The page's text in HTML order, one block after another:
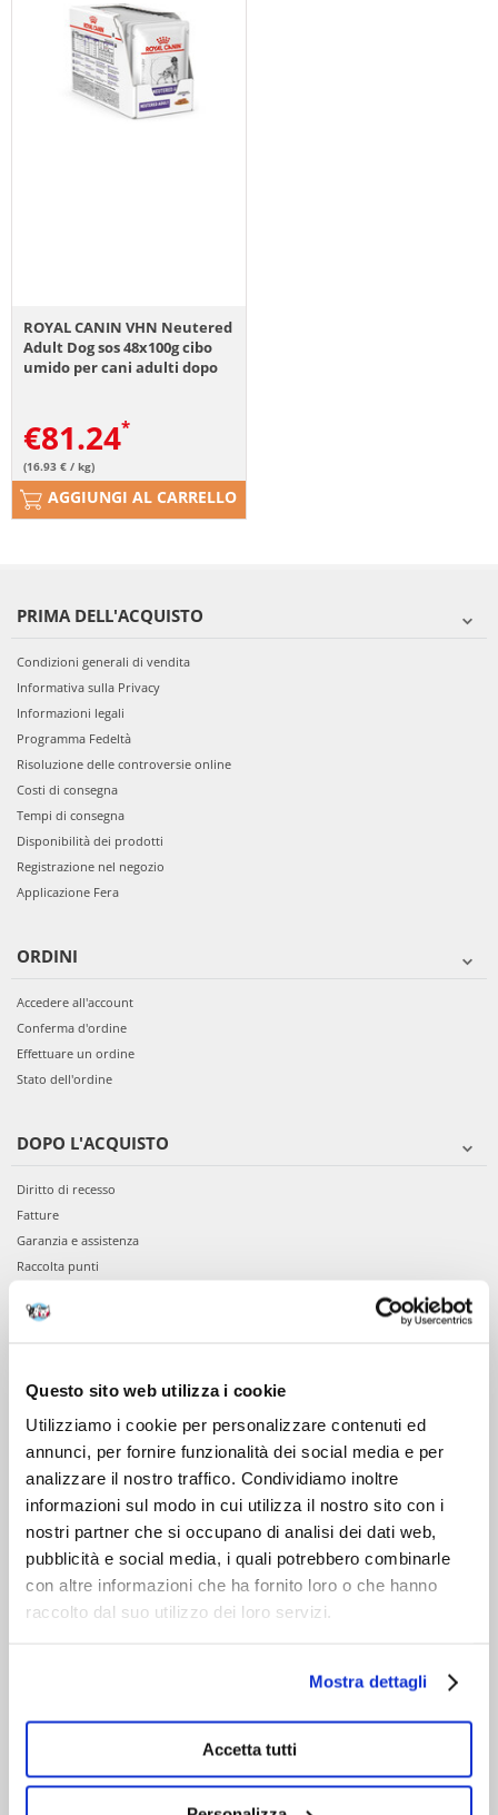
Questo sito web utilizza i cookie
Utilizziamo i cookie per personalizzare contenuti ed
annunci, per fornire funzionalità dei social media e per
analizzare il nostro traffico. Condividiamo inoltre
informazioni sul modo in cui utilizza il nostro sito con i
nostri partner che si occupano di analisi dei dati web,
pubblicità e social media, i quali potrebbero combinarle
con altre informazioni che ha fornito loro o che hanno
raccolto dal suo utilizzo dei loro servizi.
Mostra dettagli
Accetta tutti
ROYAL CANIN VHN Neutered
Adult Dog sos 48x100g cibo
umido per cani adulti dopo
con pelle sensibile
€81.24
(16.93 € / kg)
AGGIUNGI AL CARRELLO
PRIMA DELL'ACQUISTO
Condizioni generali di vendita
Informativa sulla Privacy
Informazioni legali
Programma Fedeltà
Risoluzione delle controversie online
Costi di consegna
Tempi di consegna
Disponibilità dei prodotti
Registrazione nel negozio
Applicazione Fera
ORDINI
Accedere all'account
Conferma d'ordine
Effettuare un ordine
Stato dell'ordine
DOPO L'ACQUISTO
Diritto di recesso
Fatture
Garanzia e assistenza
Raccolta punti
VIENI A CONOSCERCI
Servizio clienti